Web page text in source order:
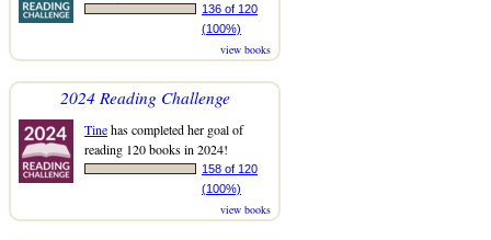
136 of 120
(100%)
view books
2024 Reading Challenge
Tinehas completed her goal of
reading 120 books in 2024!
158 of 120
(100%)
view books